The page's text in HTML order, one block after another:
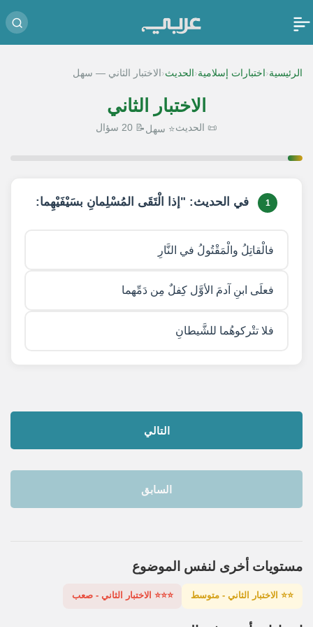
الرئيسية‹ اختبارات إسلامية‹ الحديث‹ الاختبار الثاني — سهل
الاختبار الثاني
📜 الحديث⭐ سهل 📝 20 سؤال
1 في الحديث: "إذا الْتَقَى المُسْلِمانِ بسَيْفَيْهِما:
فالْقاتِلُ والْمَقْتُولُ في النَّارِ
فعلَى ابنِ آدمَ الأوَّل كِفلٌ مِن دَمِّهما
فلا تتْركوهُما للشَّيطانِ
السابق
التالي
مستويات أخرى لنفس الموضوع
⭐⭐ الاختبار الثاني - متوسط ⭐⭐⭐ الاختبار الثاني - صعب